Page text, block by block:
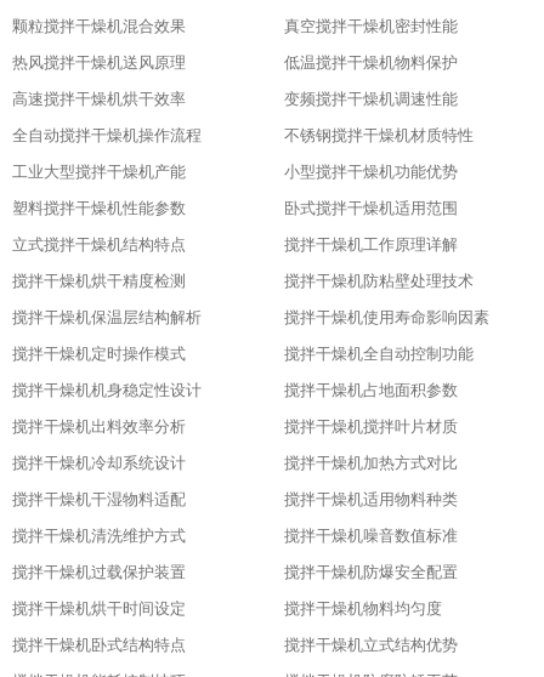
颗粒搅拌干燥机混合效果
真空搅拌干燥机密封性能
热风搅拌干燥机送风原理
低温搅拌干燥机物料保护
高速搅拌干燥机烘干效率
变频搅拌干燥机调速性能
全自动搅拌干燥机操作流程
不锈钢搅拌干燥机材质特性
工业大型搅拌干燥机产能
小型搅拌干燥机功能优势
塑料搅拌干燥机性能参数
卧式搅拌干燥机适用范围
立式搅拌干燥机结构特点
搅拌干燥机工作原理详解
搅拌干燥机烘干精度检测
搅拌干燥机防粘壁处理技术
搅拌干燥机保温层结构解析
搅拌干燥机使用寿命影响因素
搅拌干燥机定时操作模式
搅拌干燥机全自动控制功能
搅拌干燥机机身稳定性设计
搅拌干燥机占地面积参数
搅拌干燥机出料效率分析
搅拌干燥机搅拌叶片材质
搅拌干燥机冷却系统设计
搅拌干燥机加热方式对比
搅拌干燥机干湿物料适配
搅拌干燥机适用物料种类
搅拌干燥机清洗维护方式
搅拌干燥机噪音数值标准
搅拌干燥机过载保护装置
搅拌干燥机防爆安全配置
搅拌干燥机烘干时间设定
搅拌干燥机物料均匀度
搅拌干燥机卧式结构特点
搅拌干燥机立式结构优势